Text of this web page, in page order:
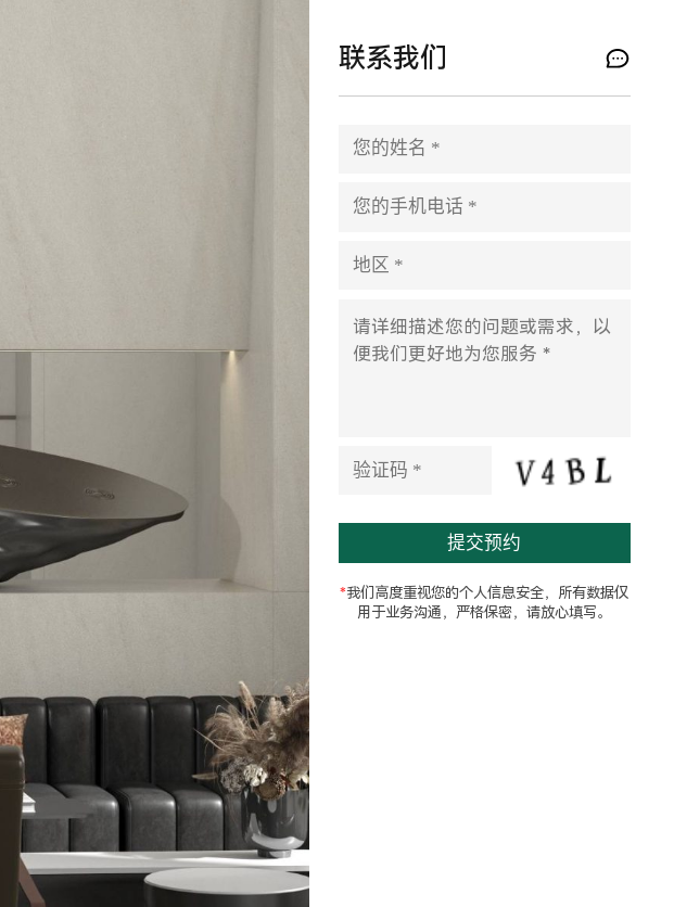
联系我们
e
p
*我们高度重视您的个人信息安全，所有数据仅
用于业务沟通，严格保密，请放心填写。